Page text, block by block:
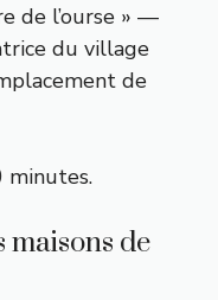
de l’ourse » —
du village
de
minutes.
de